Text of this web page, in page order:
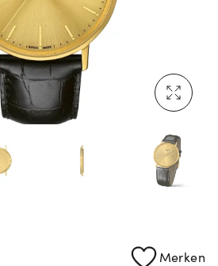
bei Vogl: Cartier
Ikonische Uhren von Cartier
Pre-Owned entdecken
Merken